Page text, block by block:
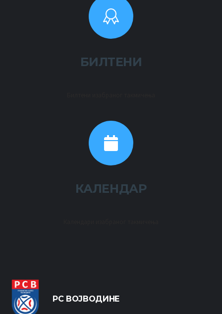
БИЛТЕНИ
КАЛЕНДАР
РС ВОЈВОДИНЕ